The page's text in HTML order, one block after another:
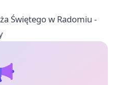
Świętego w Radomiu -